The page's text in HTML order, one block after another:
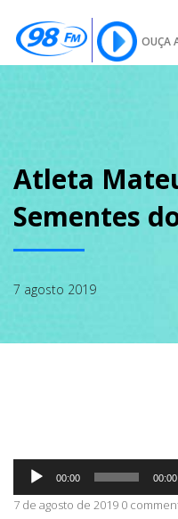
OUÇA
SOBRE
PODCAST
CONTATO
Atleta
Sementes
7 agosto 2019
Tocador
áudio
00:00 00:00
7 de agosto de 2019 0